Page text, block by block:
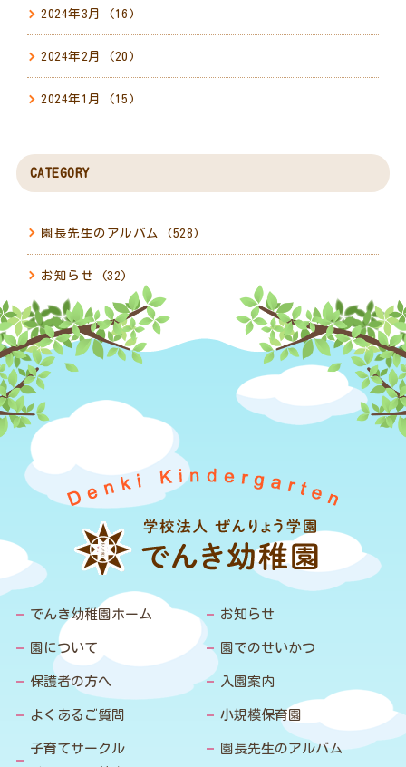
2024年3月 (16)
2024年2月 (20)
2024年1月 (15)
CATEGORY
園長先生のアルバム (528)
お知らせ (32)
でんき幼稚園ホーム お知らせ
園について 園でのせいかつ
保護者の方へ 入園案内
よくあるご質問 小規模保育園
子育てサークル
園長先生のアルバム